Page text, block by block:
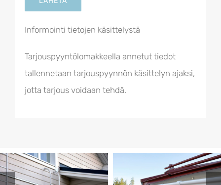
Informointi tietojen käsittelystä
Tarjouspyyntölomakkeella annetut tiedot
tallennetaan tarjouspyynnön käsittelyn ajaksi,
jotta tarjous voidaan tehdä.